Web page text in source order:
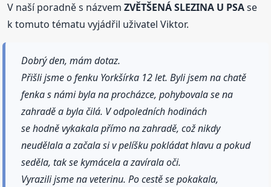
V naší poradně s názvemZVĚTŠENÁ SLEZINA U PSAse
k tomuto tématu vyjádřil uživatel Viktor.
Dobrý den, mám dotaz.
Přišli jsme o fenku Yorkšírka 12 let. Byli jsem na chatě
fenka s námi byla na procházce, pohybovala se na
zahradě a byla čilá. V odpoledních hodinách
se hodně vykakala přímo na zahradě, což nikdy
neudělala a začala si v pelíšku pokládat hlavu a pokud
seděla, tak se kymácela a zavírala oči.
Vyrazili jsme na veterinu. Po cestě se pokakala,